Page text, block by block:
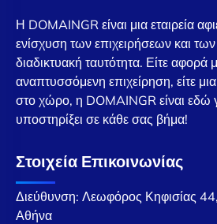
Η DOMAINGR είναι μια εταιρεία
ενίσχυση των επιχειρήσεων και των
διαδικτυακή ταυτότητα. Είτε αφορά
αναπτυσσόμενη επιχείρηση, είτε
στο χώρο, η DOMAINGR είναι εδώ
υποστηρίξει σε κάθε σας βήμα!
Στοιχεία Επικοινωνίας
Διεύθυνση: Λεωφόρος Κηφισίας
Αθήνα